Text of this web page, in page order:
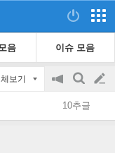
음 이슈 모음
보기
공
지
on/off
검
색
글
쓰
10추글